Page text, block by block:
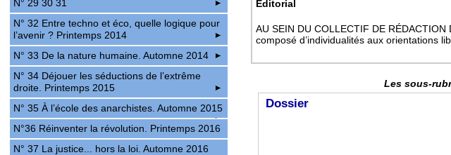
Editorial
AU SEIN DU COLLECTIF DE
composé d’individualités aux orientations
Les sous-
Dossier
N° 29 30 31
N° 32 Entre techno et éco, quelle logique pour
l’avenir ? Printemps 2014
N° 33 De la nature humaine. Automne 2014
N° 34 Déjouer les séductions de l’extrême
droite. Printemps 2015
N° 35 À l’école des anarchistes. Automne 2015
N°36 Réinventer la révolution. Printemps 2016
N° 37 La justice... hors la loi. Automne 2016